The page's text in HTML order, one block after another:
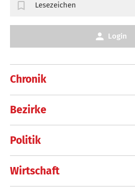
Chronik
Bezirke
Politik
Wirtschaft
Lesezeichen
Login